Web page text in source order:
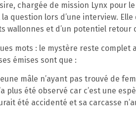
chargée de mission Lynx pour
question lors d’une interview.
wallonnes et d’un potentiel retour
mots : le mystère reste complet
émises sont que :
mâle n’ayant pas trouvé de
plus été observé car c’est une
été accidenté et sa carcasse